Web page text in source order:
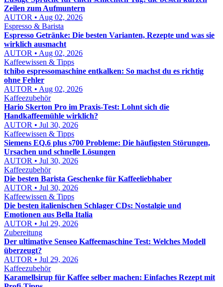
Zeilen zum Aufmuntern
AUTOR • Aug 02, 2026
Espresso & Barista
Espresso Getränke: Die besten Varianten, Rezepte und was sie
wirklich ausmacht
AUTOR • Aug 02, 2026
Kaffeewissen & Tipps
tchibo espressomaschine entkalken: So machst du es richtig
ohne Fehler
AUTOR • Aug 02, 2026
Kaffeezubehör
Hario Skerton Pro im Praxis-Test: Lohnt sich die
Handkaffeemühle wirklich?
AUTOR • Jul 30, 2026
Kaffeewissen & Tipps
Siemens EQ.6 plus s700 Probleme: Die häufigsten Störungen,
Ursachen und schnelle Lösungen
AUTOR • Jul 30, 2026
Kaffeezubehör
Die besten Barista Geschenke für Kaffeeliebhaber
AUTOR • Jul 30, 2026
Kaffeewissen & Tipps
Die besten italienischen Schlager CDs: Nostalgie und
Emotionen aus Bella Italia
AUTOR • Jul 29, 2026
Zubereitung
Der ultimative Senseo Kaffeemaschine Test: Welches Modell
überzeugt?
AUTOR • Jul 29, 2026
Kaffeezubehör
Karamellsirup für Kaffee selber machen: Einfaches Rezept mit